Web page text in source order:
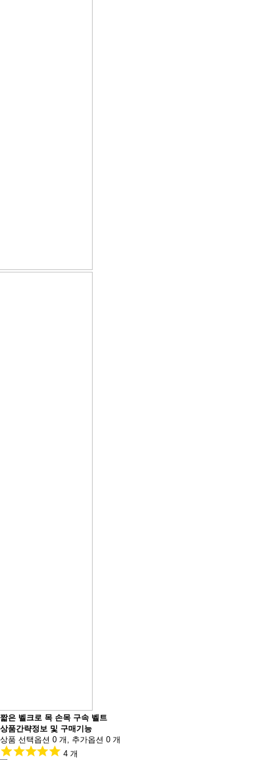
짧은 벨크로 목 손목 구속 벨트
상품간략정보 및 구매기능
상품 선택옵션 0 개, 추가옵션 0 개
4 개